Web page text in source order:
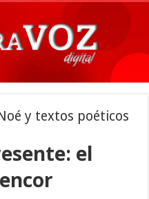
y textos poéticos
el